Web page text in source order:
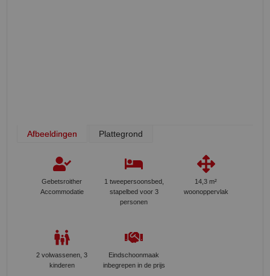
Afbeeldingen Plattegrond
Gebetsroither
Accommodatie
1 tweepersoonsbed,
stapelbed voor 3
personen
14,3 m²
woonoppervlak
2 volwassenen, 3
kinderen
Eindschoonmaak
inbegrepen in de prijs